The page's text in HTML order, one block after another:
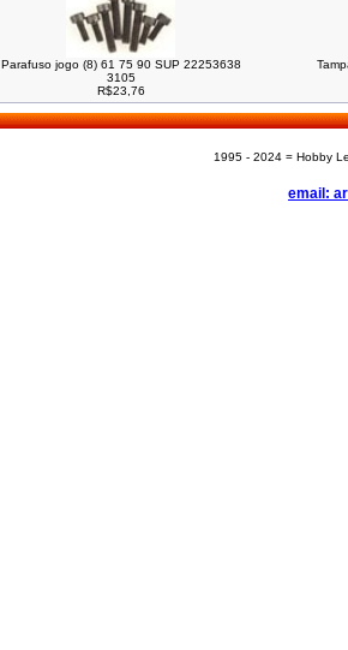
Parafuso jogo (8) 61 75 90 SUP 22253638
3105
R$23,76
1995 - 2024 = Hobby
email: